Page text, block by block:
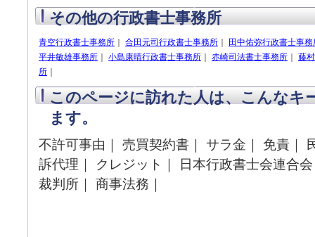
その他の行政書士事務所
青空行政書士事務所 合田元司行政書士事務所
田中佑弥行政書士事務
平井敏雄事務所
小島康晴行政書士事務所 赤崎司法書士事務所
藤
所
このページに訪れた人は、こんなキ
ます。
不許可事由｜ 売買契約書｜ サラ金｜ 免責｜
訴代理｜ クレジット｜ 日本行政書士会連合
裁判所｜ 商事法務｜